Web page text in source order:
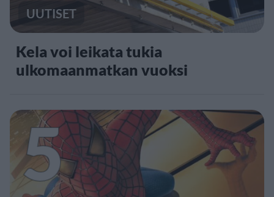
UUTISET
Kela voi leikata tukia
ulkomaanmatkan vuoksi
5